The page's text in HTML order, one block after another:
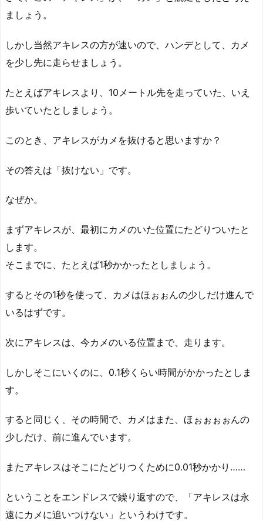
ましょう。
しかし当然アキレスの方が速いので、ハンデとして、カメ
を少し先に走らせましょう。
たとえばアキレスより、10メートル先を走っていた、いえ
歩いていたとしましょう。
このとき、アキレスがカメを抜けると思いますか？
その答えは「抜けない」です。
なぜか。
まずアキレスが、最初にカメのいた位置にたどりついたと
します。
そこまでに、たとえば1秒かかったとしましょう。
するとその1秒を使って、カメはほぉぉんの少しだけ進んで
いるはずです。
次にアキレスは、今カメのいる位置まで、走ります。
しかしそこにいくのに、0.1秒くらい時間がかかったとしま
す。
すると同じく、その時間で、カメはまた、ほぉぉぉぉんの
少しだけ、前に進んでいます。
またアキレスはそこにたどりつくために0.01秒かかり……
ということをエンドレスで繰り返すので、「アキレスは永
遠にカメに追いつけない」というわけです。